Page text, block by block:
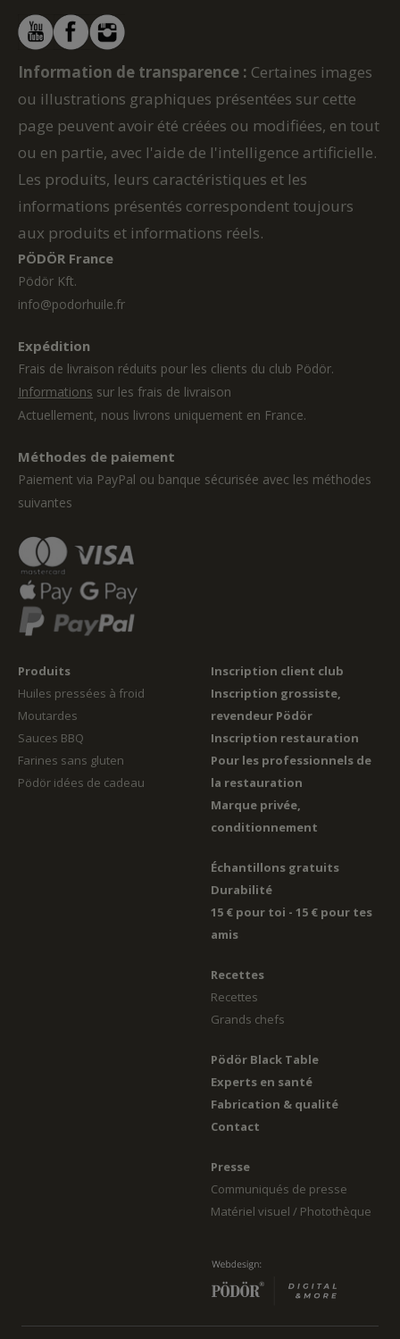
Information de transparence : Certaines images
ou illustrations graphiques présentées sur cette
page peuvent avoir été créées ou modifiées, en tout
ou en partie, avec l'aide de l'intelligence artificielle.
Les produits, leurs caractéristiques et les
informations présentés correspondent toujours
aux produits et informations réels.
Produits
Huiles pressées à froid
Moutardes
Sauces BBQ
Farines sans gluten
Pödör idées de cadeau
Inscription client club
Inscription grossiste,
revendeur Pödör
Inscription restauration
Pour les professionnels de
la restauration
Marque privée,
conditionnement
Échantillons gratuits
Durabilité
15 € pour toi - 15 € pour tes
amis
Recettes
Recettes
Grands chefs
Pödör Black Table
Experts en santé
Fabrication & qualité
Contact
Presse
Communiqués de presse
Matériel visuel / Photothèque
PÖDÖR France
Pödör Kft.
info@podorhuile.fr
Expédition
Frais de livraison réduits pour les clients du club Pödör.
Informations sur les frais de livraison
Actuellement, nous livrons uniquement en France.
Méthodes de paiement
Paiement via PayPal ou banque sécurisée avec les méthodes
suivantes